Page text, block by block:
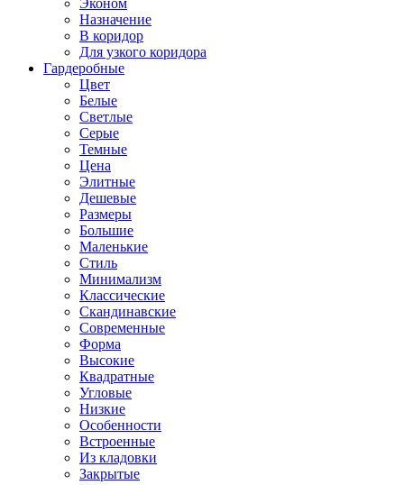
Эконом
Назначение
В коридор
Для узкого коридора
Гардеробные
Цвет
Белые
Светлые
Серые
Темные
Цена
Элитные
Дешевые
Размеры
Большие
Маленькие
Стиль
Минимализм
Классические
Скандинавские
Современные
Форма
Высокие
Квадратные
Угловые
Низкие
Особенности
Встроенные
Из кладовки
Закрытые